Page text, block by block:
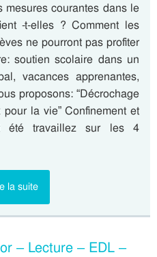
mesures courantes dans le
-t-elles ? Comment les
ne pourront pas profiter
soutien scolaire dans un
vacances apprenantes,
proposons: “Décrochage
la vie” Confinement et
été travaillez sur les 4
la suite
– Lecture – EDL –